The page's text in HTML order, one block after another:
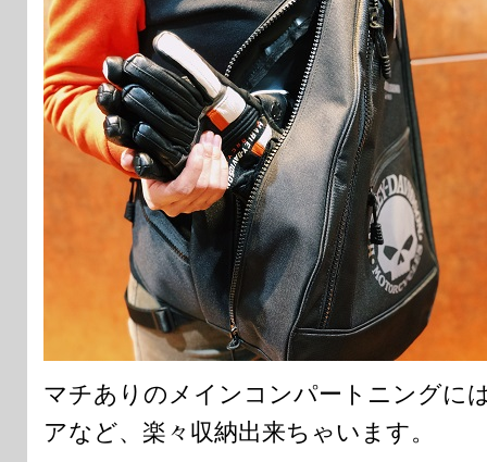
マチありのメインコンパートニングに
アなど、楽々収納出来ちゃいます。